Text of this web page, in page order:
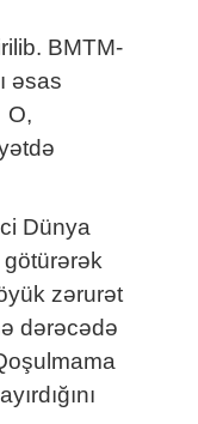
BMTM-
əsas
O,
Dünya
zərurət
dərəcədə